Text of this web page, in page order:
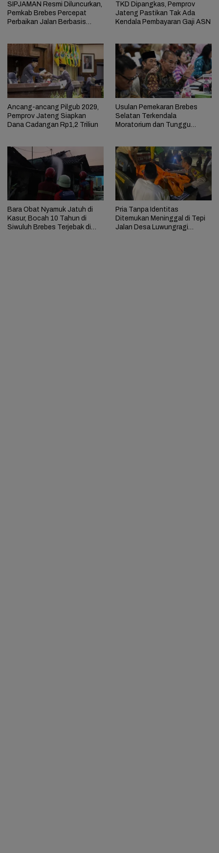
SIPJAMAN Resmi Diluncurkan,
Pemkab Brebes Percepat
Perbaikan Jalan Berbasis
TKD Dipangkas, Pemprov
Jateng Pastikan Tak Ada
Kendala Pembayaran Gaji ASN
Ancang-ancang Pilgub 2029,
Pemprov Jateng Siapkan
Dana Cadangan Rp1,2 Triliun
Usulan Pemekaran Brebes
Selatan Terkendala
Moratorium dan Tunggu
Bara Obat Nyamuk Jatuh di
Kasur, Bocah 10 Tahun di
Siwuluh Brebes Terjebak di
Pria Tanpa Identitas
Ditemukan Meninggal di Tepi
Jalan Desa Luwungragi